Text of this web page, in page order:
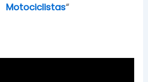
Motociclistas“